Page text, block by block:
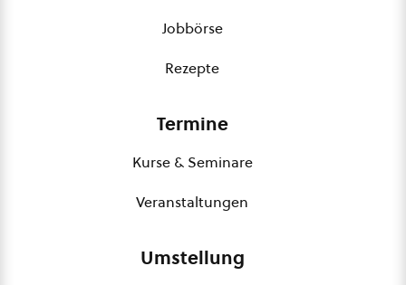
Jobbörse
Rezepte
Termine
Kurse & Seminare
Veranstaltungen
Umstellung